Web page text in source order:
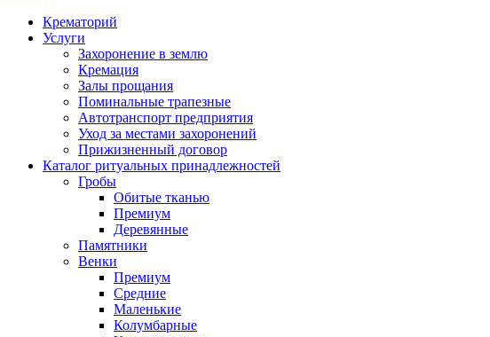
Вы здесь
Крематорий
Услуги
Захоронение в землю
Кремация
Залы прощания
Поминальные трапезные
Автотранспорт предприятия
Уход за местами захоронений
Прижизненный договор
Каталог ритуальных принадлежностей
Гробы
Обитые тканью
Премиум
Деревянные
Памятники
Венки
Премиум
Средние
Маленькие
Колумбарные